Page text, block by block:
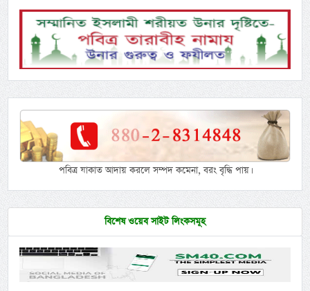
পবিত্র যাকাত আদায় করলে সম্পদ কমেনা, বরং বৃদ্ধি পায়।
বিশেষ ওয়েব সাইট লিংকসমূহ